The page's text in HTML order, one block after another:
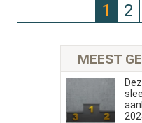
1 2
MEEST